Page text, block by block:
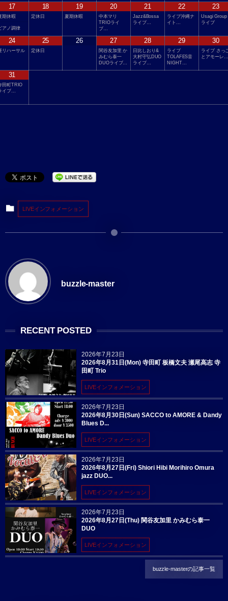
17
期休暇
アノ調律
18
定休日
19
夏期休暇
20
中本マリ
TRIOライ
ブ…
21
Jazz&Bossa
ライブ…
22
ライブ沖縄ナ
イト…
23
Usagi Group
ライブ
24
リハーサル
25
定休日
26 27
関谷友加里 か
みむら泰一
DUOライブ…
28
日比しおり&
大村守弘DUO
ライブ…
29
ライブ
TOLAFES音
NIGHT…
30
ライブ さっ
とアモーレ…
31
田町TRIO
イブ…
LIVEインフォメーション
buzzle-master
RECENT POSTED
2026年7月23日
2026年8月31日(Mon) 寺田町 板橋文夫 瀬尾高志 寺
田町 Trio
LIVEインフォメーション
2026年7月23日
2026年8月30日(Sun) SACCO to AMORE & Dandy
Blues D...
LIVEインフォメーション
2026年7月23日
2026年8月27日(Fri) Shiori Hibi Morihiro Omura
jazz DUO...
LIVEインフォメーション
2026年7月23日
2026年8月27日(Thu) 関谷友加里 かみむら泰一
DUO
LIVEインフォメーション
buzzle-masterの記事一覧